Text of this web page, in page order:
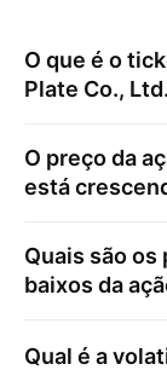
O que é o
Plate Co., Ltd.
O preço da
está
Quais são os
baixos da
Qual é a